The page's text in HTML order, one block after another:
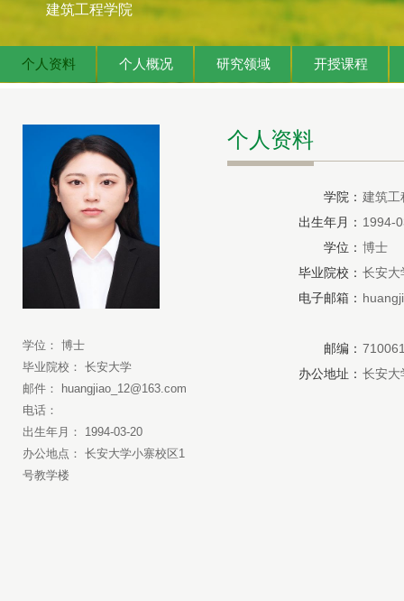
建筑工程学院
个人资料 个人概况 研究领域 开授课程
学位： 博士
毕业院校： 长安大学
邮件： huangjiao_12@163.com
电话：
出生年月： 1994-03-20
办公地点： 长安大学小寨校区1
号教学楼
个人资料
学院： 建筑工
出生年月： 1994-
学位： 博士
毕业院校： 长安大
电子邮箱：
邮编：
办公地址： 长安大